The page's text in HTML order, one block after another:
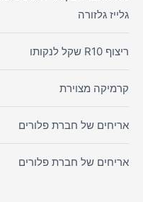
גלייז גלזורה
ריצוף R10 שקל לנקותו
קרמיקה מצוירת
אריחים של חברת פלורים
אריחים של חברת פלורים